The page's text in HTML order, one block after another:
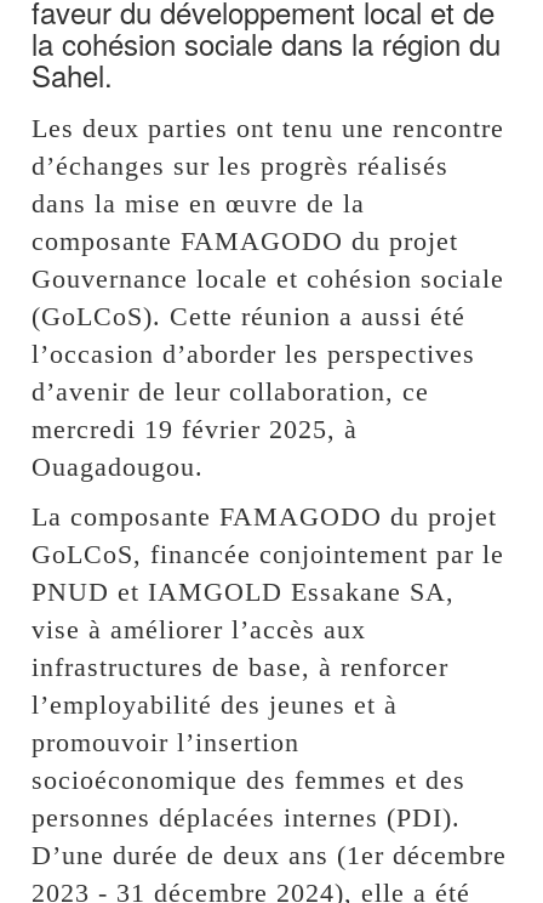
faveur du développement local et de
la cohésion sociale dans la région du
Sahel.
Les deux parties ont tenu une rencontre
d’échanges sur les progrès réalisés
dans la mise en œuvre de la
composante FAMAGODO du projet
Gouvernance locale et cohésion sociale
(GoLCoS). Cette réunion a aussi été
l’occasion d’aborder les perspectives
d’avenir de leur collaboration, ce
mercredi 19 février 2025, à
Ouagadougou.
La composante FAMAGODO du projet
GoLCoS, financée conjointement par le
PNUD et IAMGOLD Essakane SA,
vise à améliorer l’accès aux
infrastructures de base, à renforcer
l’employabilité des jeunes et à
promouvoir l’insertion
socioéconomique des femmes et des
personnes déplacées internes (PDI).
D’une durée de deux ans (1er décembre
2023 - 31 décembre 2024), elle a été